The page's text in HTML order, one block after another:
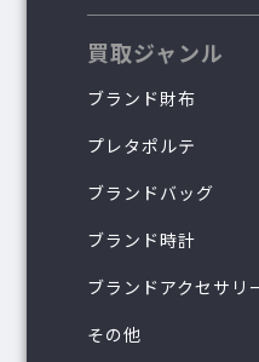
買取ジャンル
ブランド財布
プレタポルテ
ブランドバッグ
ブランド時計
ブランドアクセサリ
その他